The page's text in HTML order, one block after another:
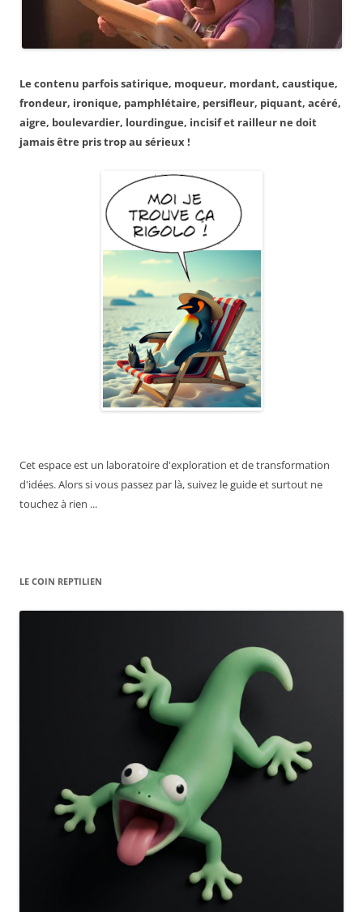
Le contenu parfois satirique, moqueur, mordant, caustique,
frondeur, ironique, pamphlétaire, persifleur, piquant, acéré,
aigre, boulevardier, lourdingue, incisif et railleur ne doit
jamais être pris trop au sérieux !
Cet espace est un laboratoire d'exploration et de transformation
d'idées. Alors si vous passez par là, suivez le guide et surtout ne
touchez à rien ...
LE COIN REPTILIEN